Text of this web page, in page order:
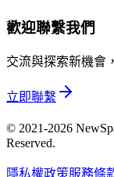
歡迎聯繫我們
交流與探索新機會
立即聯繫
© 2021-2026
Reserved.
隱私權政策服務條